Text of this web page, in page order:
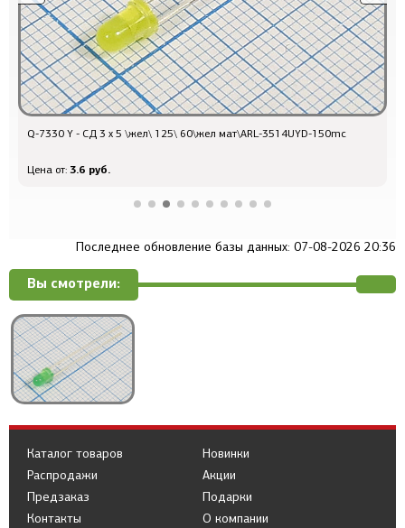
Q-7330 Y - СД 3 x 5 \жел\ 125\ 60\жел мат\ARL-3514UYD-150mc
Цена от: 3.6 руб.
Последнее обновление базы данных: 07-08-2026 20:36
Вы смотрели:
Каталог товаров
Распродажи
Предзаказ
Новинки
Акции
Подарки
Контакты
О компании